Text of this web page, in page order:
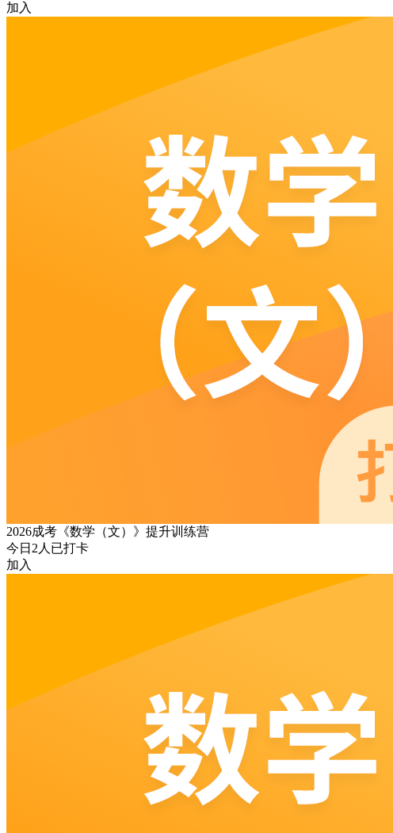
加入
2026成考《数学（文）》提升训练营
今日 2 人已打卡
加入